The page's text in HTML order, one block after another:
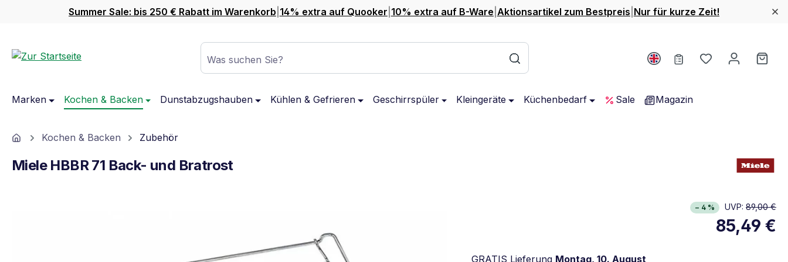
Hauptinhalt springen
Zur Suche springen
Zur Hauptnavigation springen
Summer Sale: bis 250 € Rabatt im Warenkorb 14% extra auf Quooker 10% extra auf B-Ware Aktionsartikel zum Bestpreis Nur für kurze Zeit!
Was suchen Sie? Du hast 0
Marken Kochen & Backen Dunstabzugshauben Kühlen & Gefrieren Geschirrspüler Kleingeräte Küchenbedarf Sale Magazin
HomeKochen & Backen Zubehör
Miele HBBR 71 Back- und Bratrost
− 4 % UVP: 89,00 €
85,49 €
GRATIS Lieferung Montag, 10. August